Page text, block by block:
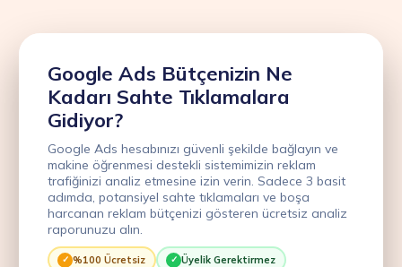
Google Ads Bütçenizin Ne
Kadarı Sahte Tıklamalara
Gidiyor?
Google Ads hesabınızı güvenli şekilde bağlayın ve
makine öğrenmesi destekli sistemimizin reklam
trafiğinizi analiz etmesine izin verin. Sadece 3 basit
adımda, potansiyel sahte tıklamaları ve boşa
harcanan reklam bütçenizi gösteren ücretsiz analiz
raporunuzu alın.
%100 Ücretsiz Üyelik Gerektirmez